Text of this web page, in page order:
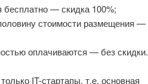
— скидка 100%;
стоимости размещения —
оплачиваются — без скидки.
IT-стартапы, т.е. основная